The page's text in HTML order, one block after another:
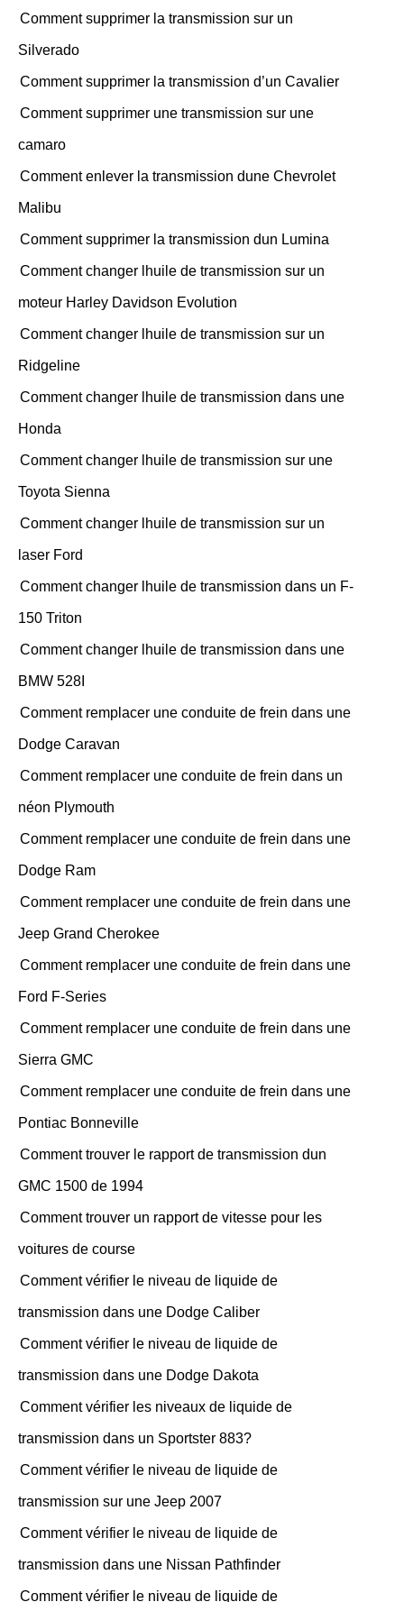
Comment supprimer la transmission sur un
Silverado
Comment supprimer la transmission d’un Cavalier
Comment supprimer une transmission sur une
camaro
Comment enlever la transmission dune Chevrolet
Malibu
Comment supprimer la transmission dun Lumina
Comment changer lhuile de transmission sur un
moteur Harley Davidson Evolution
Comment changer lhuile de transmission sur un
Ridgeline
Comment changer lhuile de transmission dans une
Honda
Comment changer lhuile de transmission sur une
Toyota Sienna
Comment changer lhuile de transmission sur un
laser Ford
Comment changer lhuile de transmission dans un F-
150 Triton
Comment changer lhuile de transmission dans une
BMW 528I
Comment remplacer une conduite de frein dans une
Dodge Caravan
Comment remplacer une conduite de frein dans un
néon Plymouth
Comment remplacer une conduite de frein dans une
Dodge Ram
Comment remplacer une conduite de frein dans une
Jeep Grand Cherokee
Comment remplacer une conduite de frein dans une
Ford F-Series
Comment remplacer une conduite de frein dans une
Sierra GMC
Comment remplacer une conduite de frein dans une
Pontiac Bonneville
Comment trouver le rapport de transmission dun
GMC 1500 de 1994
Comment trouver un rapport de vitesse pour les
voitures de course
Comment vérifier le niveau de liquide de
transmission dans une Dodge Caliber
Comment vérifier le niveau de liquide de
transmission dans une Dodge Dakota
Comment vérifier les niveaux de liquide de
transmission dans un Sportster 883?
Comment vérifier le niveau de liquide de
transmission sur une Jeep 2007
Comment vérifier le niveau de liquide de
transmission dans une Nissan Pathfinder
Comment vérifier le niveau de liquide de